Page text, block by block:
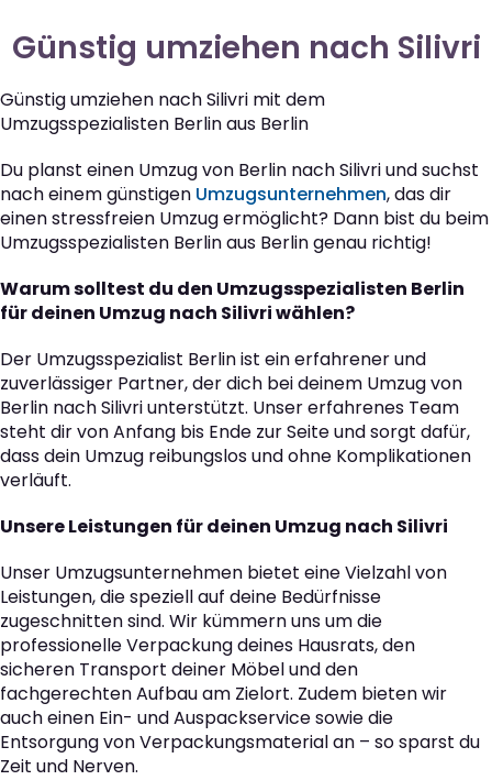
Günstig umziehen nach Silivri
Günstig umziehen nach Silivri mit dem
Umzugsspezialisten Berlin aus Berlin
Du planst einen Umzug von Berlin nach Silivri und suchst
nach einem günstigen Umzugsunternehmen, das dir
einen stressfreien Umzug ermöglicht? Dann bist du beim
Umzugsspezialisten Berlin aus Berlin genau richtig!
Warum solltest du den Umzugsspezialisten Berlin
für deinen Umzug nach Silivri wählen?
Der Umzugsspezialist Berlin ist ein erfahrener und
zuverlässiger Partner, der dich bei deinem Umzug von
Berlin nach Silivri unterstützt. Unser erfahrenes Team
steht dir von Anfang bis Ende zur Seite und sorgt dafür,
dass dein Umzug reibungslos und ohne Komplikationen
verläuft.
Unsere Leistungen für deinen Umzug nach Silivri
Unser Umzugsunternehmen bietet eine Vielzahl von
Leistungen, die speziell auf deine Bedürfnisse
zugeschnitten sind. Wir kümmern uns um die
professionelle Verpackung deines Hausrats, den
sicheren Transport deiner Möbel und den
fachgerechten Aufbau am Zielort. Zudem bieten wir
auch einen Ein- und Auspackservice sowie die
Entsorgung von Verpackungsmaterial an – so sparst du
Zeit und Nerven.